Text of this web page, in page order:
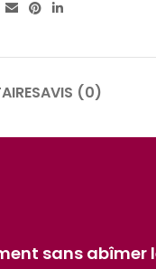
AVIS (0)
sans abîmer